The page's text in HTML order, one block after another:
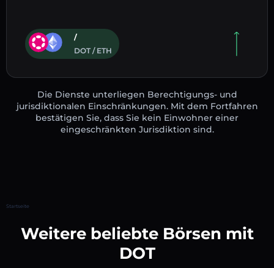
/
DOT / ETH
Die Dienste unterliegen Berechtigungs- und
jurisdiktionalen Einschränkungen. Mit dem Fortfahren
bestätigen Sie, dass Sie kein Einwohner einer
eingeschränkten Jurisdiktion sind.
Startseite
Weitere beliebte Börsen mit
DOT